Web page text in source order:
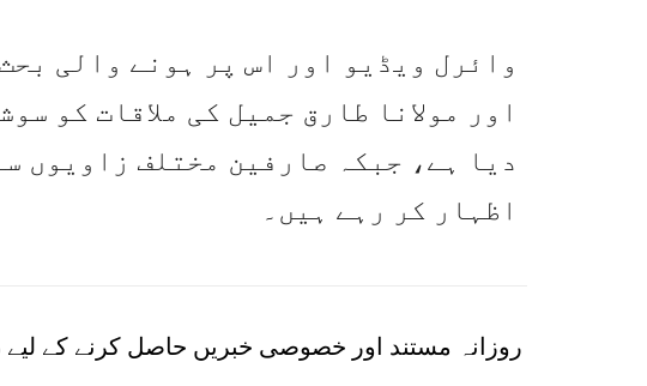
وائرل ویڈیو اور اس پر ہونے والی
اور مولانا طارق جمیل کی ملاقات کو
دیا ہے، جبکہ صارفین مختلف زاویوں
اظہار کر رہے ہیں۔
روزانہ مستند اور خصوصی خبریں حاصل کرنے کے لیے